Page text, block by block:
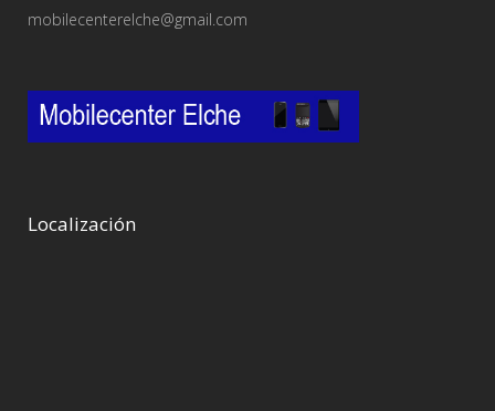
mobilecenterelche@gmail.com
Localización